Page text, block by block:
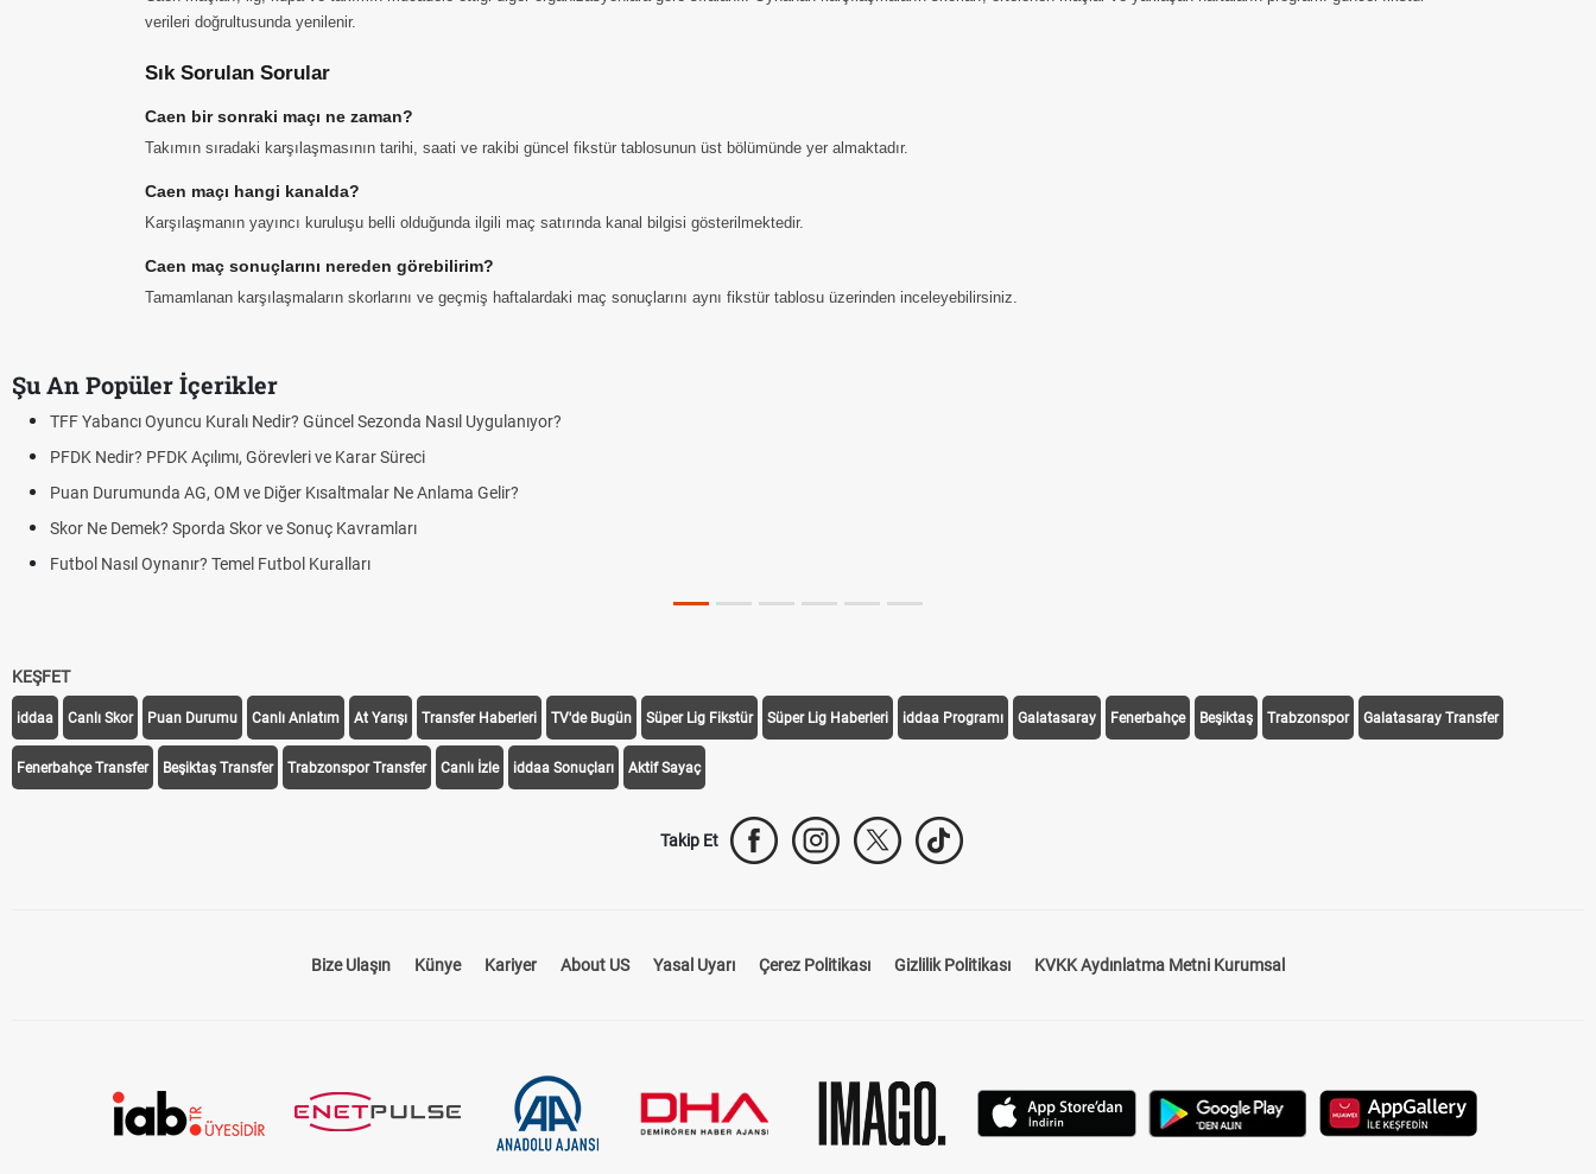
verileri doğrultusunda yenilenir.
Sık Sorulan Sorular
Caen bir sonraki maçı ne zaman?
Takımın sıradaki karşılaşmasının tarihi, saati ve rakibi güncel fikstür tablosunun üst bölümünde yer almaktadır.
Caen maçı hangi kanalda?
Karşılaşmanın yayıncı kuruluşu belli olduğunda ilgili maç satırında kanal bilgisi gösterilmektedir.
Caen maç sonuçlarını nereden görebilirim?
Tamamlanan karşılaşmaların skorlarını ve geçmiş haftalardaki maç sonuçlarını aynı fikstür tablosu üzerinden inceleyebilirsiniz.
Şu An Popüler İçerikler
TFF Yabancı Oyuncu Kuralı Nedir? Güncel Sezonda Nasıl Uygulanıyor?
PFDK Nedir? PFDK Açılımı, Görevleri ve Karar Süreci
Puan Durumunda AG, OM ve Diğer Kısaltmalar Ne Anlama Gelir?
Skor Ne Demek? Sporda Skor ve Sonuç Kavramları
Futbol Nasıl Oynanır? Temel Futbol Kuralları
KEŞFET
iddaa Canlı Skor Puan Durumu Canlı Anlatım At Yarışı Transfer Haberleri TV'de Bugün Süper Lig Fikstür Süper Lig Haberleri iddaa Programı Galatasaray Fenerbahçe Beşiktaş Trabzonspor Galatasaray Transfer
Fenerbahçe Transfer Beşiktaş Transfer Trabzonspor Transfer Canlı İzle iddaa Sonuçları Aktif Sayaç
Takip Et
Bize Ulaşın Künye Kariyer About US Yasal Uyarı Çerez Politikası Gizlilik Politikası KVKK Aydınlatma Metni Kurumsal